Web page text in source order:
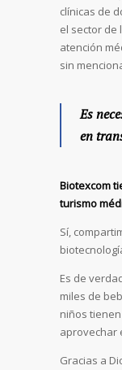
clínicas de
el sector de
atención
sin
Es
en
Biotexcom
turismo
Sí,
Es de
miles de
niños
aprovechar
Gracias a